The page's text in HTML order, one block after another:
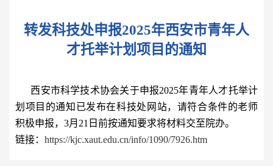
转发科技处申报2025年西安市青年人
才托举计划项目的通知
西安市科学技术协会关于申报2025年青年人才托举计
划项目的通知已发布在科技处网站，请符合条件的老师
积极申报，3月21日前按通知要求将材料交至院办。
链接： https://kjc.xaut.edu.cn/info/1090/7926.htm